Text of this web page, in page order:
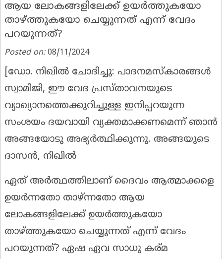
ആയ ലോകങ്ങളിലേക്ക് ഉയർത്തുകയോ
താഴ്ത്തുകയോ ചെയ്യുന്നത് എന്ന് വേദം
പറയുന്നത്?
Posted on: 08/11/2024
ഡോ. നിഖിൽ ചോദിച്ചു: പാദനമസ്കാരങ്ങൾ
സ്വാമിജി, ഈ വേദ പ്രസ്താവനയുടെ
വ്യാഖ്യാനത്തെക്കുറിച്ചുള്ള ഇനിപ്പറയുന്ന
സംശയം ദയവായി വ്യക്തമാക്കണമെന്ന് ഞാൻ
അങ്ങയോടു അഭ്യർത്ഥിക്കുന്നു. അങ്ങയുടെ
ദാസൻ, നിഖിൽ
ഏത് അർത്ഥത്തിലാണ് ദൈവം ആത്മാക്കളെ
ഉയർന്നതോ താഴ്ന്നതോ ആയ
ലോകങ്ങളിലേക്ക് ഉയർത്തുകയോ
താഴ്ത്തുകയോ ചെയ്യുന്നത് എന്ന് വേദം
പറയുന്നത്? ഏഷ ഏവ സാധു കര്മ